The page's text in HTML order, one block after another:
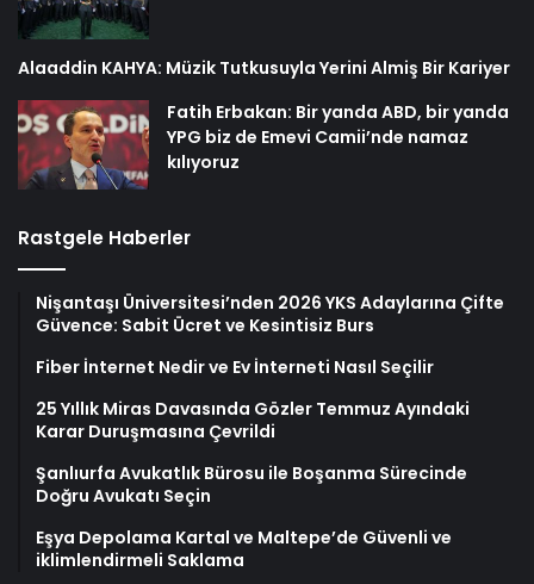
Alaaddin KAHYA: Müzik Tutkusuyla Yerini Almiş Bir Kariyer
Fatih Erbakan: Bir yanda ABD, bir yanda
YPG biz de Emevi Camii’nde namaz
kılıyoruz
Rastgele Haberler
Nişantaşı Üniversitesi’nden 2026 YKS Adaylarına Çifte
Güvence: Sabit Ücret ve Kesintisiz Burs
Fiber İnternet Nedir ve Ev İnterneti Nasıl Seçilir
25 Yıllık Miras Davasında Gözler Temmuz Ayındaki
Karar Duruşmasına Çevrildi
Şanlıurfa Avukatlık Bürosu ile Boşanma Sürecinde
Doğru Avukatı Seçin
Eşya Depolama Kartal ve Maltepe’de Güvenli ve
iklimlendirmeli Saklama